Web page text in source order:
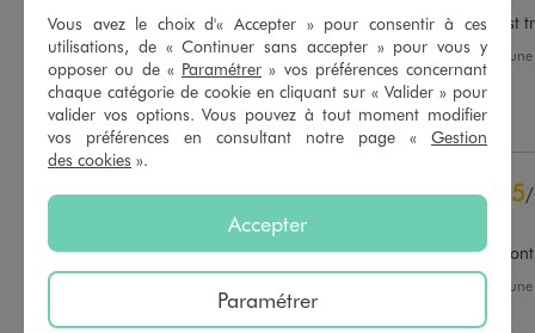
Basé sur43 avis soumis à un
contrôle
Voir tous les avis sur ce site
5étoiles
4étoiles
6
0
2étoiles
1étoile 0
Trier les avis
Grâce à son prix réduit c'est
Avis du 13/06/2026 , suite à
30/05/2026 parA.G.
Utile(0) Signaler
5/
Très sympa. Élégant et
, suite à
Vous avez le choix d'« Accepter » pour consentir à ces
utilisations, de « Continuer sans accepter » pour vous y
opposer ou de « Paramétrer » vos préférences concernant
chaque catégorie de cookie en cliquant sur « Valider » pour
valider vos options. Vous pouvez à tout moment modifier
vos préférences en consultant notre page « Gestion
des cookies ».
Accepter
Paramétrer